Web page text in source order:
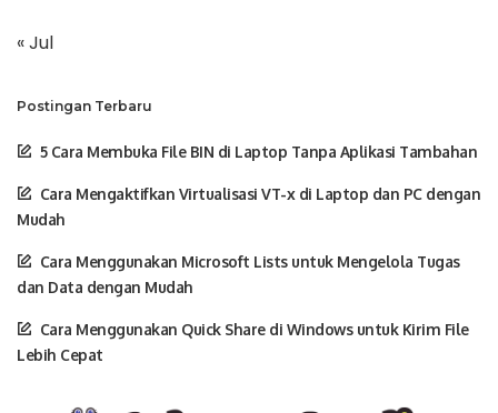
« Jul
Postingan Terbaru
5 Cara Membuka File BIN di Laptop Tanpa Aplikasi Tambahan
Cara Mengaktifkan Virtualisasi VT-x di Laptop dan PC dengan
Mudah
Cara Menggunakan Microsoft Lists untuk Mengelola Tugas
dan Data dengan Mudah
Cara Menggunakan Quick Share di Windows untuk Kirim File
Lebih Cepat